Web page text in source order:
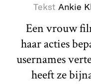
Tekst Ankie
Een vrouw
haar acties
usernames
heeft ze